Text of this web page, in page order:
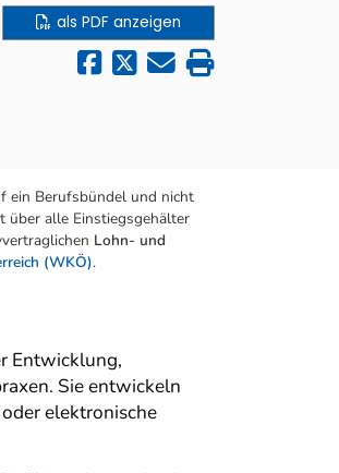
als PDF anzeigen
ein Berufsbündel und nicht
über alle Einstiegsgehälter
Lohn- und
(WKÖ).
Entwicklung,
Sie entwickeln
elektronische